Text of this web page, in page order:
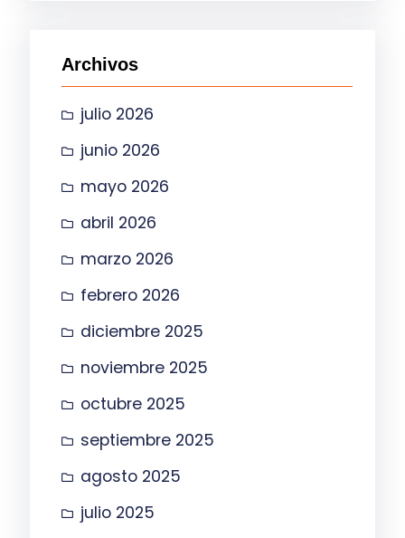
a
Archivos
julio 2026
junio 2026
mayo 2026
abril 2026
marzo 2026
febrero 2026
diciembre 2025
noviembre 2025
octubre 2025
septiembre 2025
agosto 2025
julio 2025